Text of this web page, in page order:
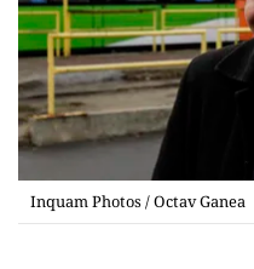
Inquam Photos / Octav Ganea